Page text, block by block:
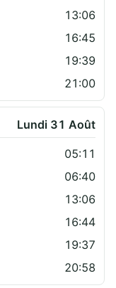
13:06
16:45
19:39
21:00
Lundi 31 Août
05:11
06:40
13:06
16:44
19:37
20:58